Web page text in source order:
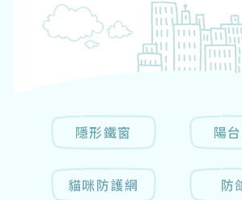
隱形鐵窗 陽
貓咪防護網 防